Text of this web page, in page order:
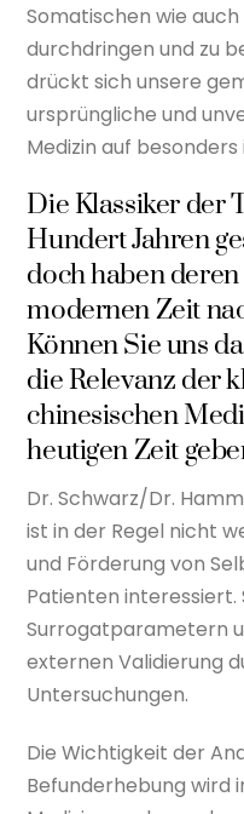
Somatischen wie auch
durchdringen und zu
drückt sich unsere
ursprüngliche und
Medizin auf besonders
Die Klassiker der
Hundert Jahren
doch haben
modernen Zeit
Können Sie uns
die Relevanz der
chinesischen
heutigen Zeit
Dr. Schwarz/Dr.
ist in der Regel nicht
und Förderung von
Patienten interessiert.
Surrogatparametern
externen Validierung
Untersuchungen.
Die Wichtigkeit der
Befunderhebung wird